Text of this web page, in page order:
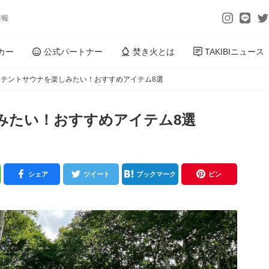
ー 公式パートナー 焚き火とは TAKIBIニュース
ントサウナを楽しみたい！おすすめアイテム8選
たい！おすすめアイテム8選
シェア ツイート ブックマーク ピン